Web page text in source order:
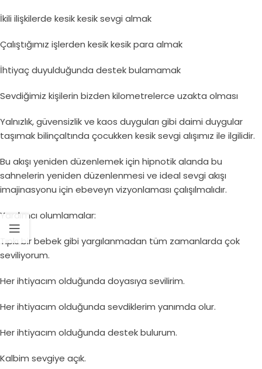
İkili ilişkilerde kesik kesik sevgi almak
Çalıştığımız işlerden kesik kesik para almak
İhtiyaç duyulduğunda destek bulamamak
Sevdiğimiz kişilerin bizden kilometrelerce uzakta olması
Yalnızlık, güvensizlik ve kaos duyguları gibi daimi duygular
taşımak bilinçaltında çocukken kesik sevgi alışımız ile ilgilidir.
Bu akışı yeniden düzenlemek için hipnotik alanda bu
sahnelerin yeniden düzenlenmesi ve ideal sevgi akışı
imajinasyonu için ebeveyn vizyonlaması çalışılmalıdır.
Yardımcı olumlamalar:
Tıpkı bir bebek gibi yargılanmadan tüm zamanlarda çok
seviliyorum.
Her ihtiyacım olduğunda doyasıya sevilirim.
Her ihtiyacım olduğunda sevdiklerim yanımda olur.
Her ihtiyacım olduğunda destek bulurum.
Kalbim sevgiye açık.